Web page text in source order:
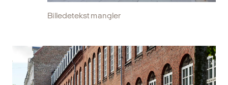
Billedetekst mangler